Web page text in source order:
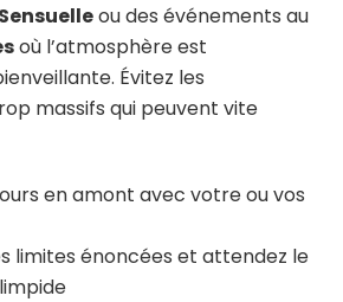
ou des événements au
où l’atmosphère est
Évitez les
massifs qui peuvent vite
en amont avec votre ou vos
limites énoncées et attendez le